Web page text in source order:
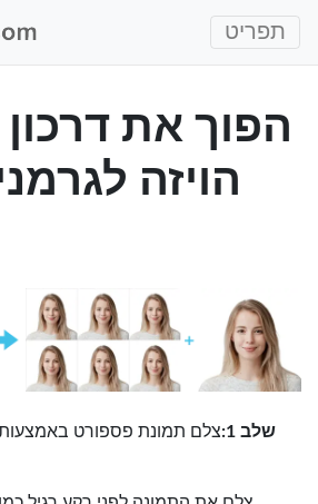
תפריט
הפוך את
הויזה
שלב 1:
צלם תמונת פספורט